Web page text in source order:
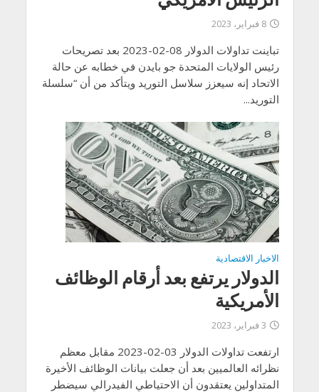
8 فبراير، 2023
تباينت تداولات الدولار 08-02-2023 بعد تصريحات
رئيس الولايات المتحدة جو بايدن في خطابه عن حالة
الاتحاد إنه سيعزز سلاسل التوريد ويتأكد من أن “سلسلة
التوريد...
الاخبار الاقتصادية
الدولار يرتفع بعد أرقام الوظائف
الأمريكية
3 فبراير، 2023
ارتفعت تداولات الدولار 03-02-2023 مقابل معظم
نظرائه العالميين بعد أن جعلت بيانات الوظائف الأخيرة
المتداولين يعتقدون أن الاحتياطي الفيدرالي سيضطر